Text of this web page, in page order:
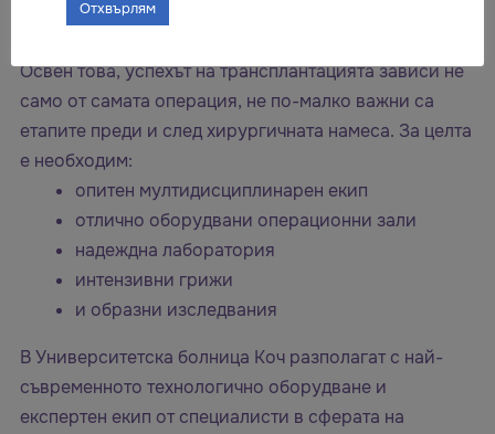
двойна – от правилните и навременни медицински
Освен това, успехът на трансплантацията зависи не
само от самата операция, не по-малко важни са
етапите преди и след хирургичната намеса. За целта
е необходим:
опитен мултидисциплинарен екип
отлично оборудвани операционни зали
надеждна лаборатория
интензивни грижи
и образни изследвания
В Университетска болница Коч разполагат с най-
съвременното технологично оборудване и
експертен екип от специалисти в сферата на
Отхвърлям